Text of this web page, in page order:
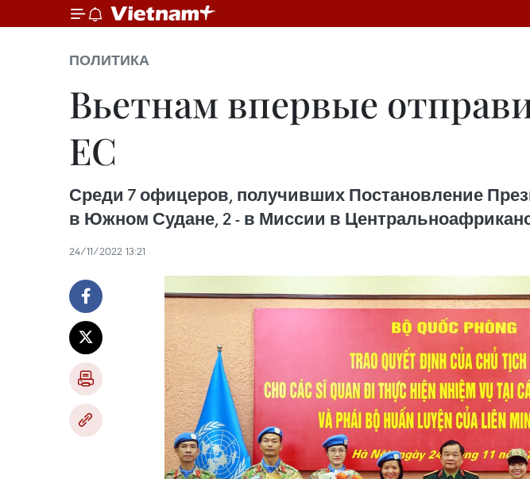
ПОЛИТИКА
Вьетнам впервые
ЕС
Среди 7 офицеров, получивших Постановление
в Южном Судане, 2 - в Миссии в
24/11/2022 13:21